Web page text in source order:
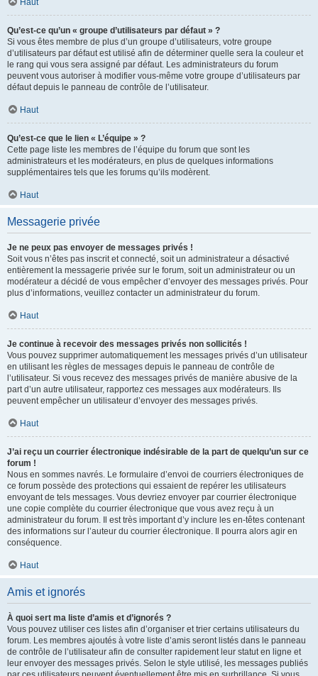
Haut
Qu’est-ce qu’un « groupe d’utilisateurs par défaut » ?
Si vous êtes membre de plus d’un groupe d’utilisateurs, votre groupe
d’utilisateurs par défaut est utilisé afin de déterminer quelle sera la couleur et
le rang qui vous sera assigné par défaut. Les administrateurs du forum
peuvent vous autoriser à modifier vous-même votre groupe d’utilisateurs par
défaut depuis le panneau de contrôle de l’utilisateur.
Haut
Qu’est-ce que le lien « L’équipe » ?
Cette page liste les membres de l’équipe du forum que sont les
administrateurs et les modérateurs, en plus de quelques informations
supplémentaires tels que les forums qu’ils modèrent.
Haut
Messagerie privée
Je ne peux pas envoyer de messages privés !
Soit vous n’êtes pas inscrit et connecté, soit un administrateur a désactivé
entièrement la messagerie privée sur le forum, soit un administrateur ou un
modérateur a décidé de vous empêcher d’envoyer des messages privés. Pour
plus d’informations, veuillez contacter un administrateur du forum.
Haut
Je continue à recevoir des messages privés non sollicités !
Vous pouvez supprimer automatiquement les messages privés d’un utilisateur
en utilisant les règles de messages depuis le panneau de contrôle de
l’utilisateur. Si vous recevez des messages privés de manière abusive de la
part d’un autre utilisateur, rapportez ces messages aux modérateurs. Ils
peuvent empêcher un utilisateur d’envoyer des messages privés.
Haut
J’ai reçu un courrier électronique indésirable de la part de quelqu’un sur ce
forum !
Nous en sommes navrés. Le formulaire d’envoi de courriers électroniques de
ce forum possède des protections qui essaient de repérer les utilisateurs
envoyant de tels messages. Vous devriez envoyer par courrier électronique
une copie complète du courrier électronique que vous avez reçu à un
administrateur du forum. Il est très important d’y inclure les en-têtes contenant
des informations sur l’auteur du courrier électronique. Il pourra alors agir en
conséquence.
Haut
Amis et ignorés
À quoi sert ma liste d’amis et d’ignorés ?
Vous pouvez utiliser ces listes afin d’organiser et trier certains utilisateurs du
forum. Les membres ajoutés à votre liste d’amis seront listés dans le panneau
de contrôle de l’utilisateur afin de consulter rapidement leur statut en ligne et
leur envoyer des messages privés. Selon le style utilisé, les messages publiés